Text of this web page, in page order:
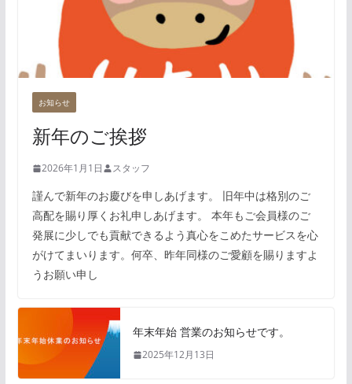
お知らせ
新年のご挨拶
2026年1月1日 スタッフ
謹んで新年のお慶びを申しあげます。 旧年中は格別のご
高配を賜り厚くお礼申しあげます。 本年もご会員様のご
発展に少しでも貢献できるよう真心をこめたサービスを心
がけてまいります。何卒、昨年同様のご愛顧を賜りますよ
うお願い申し
年末年始 営業のお知らせです。
2025年12月13日